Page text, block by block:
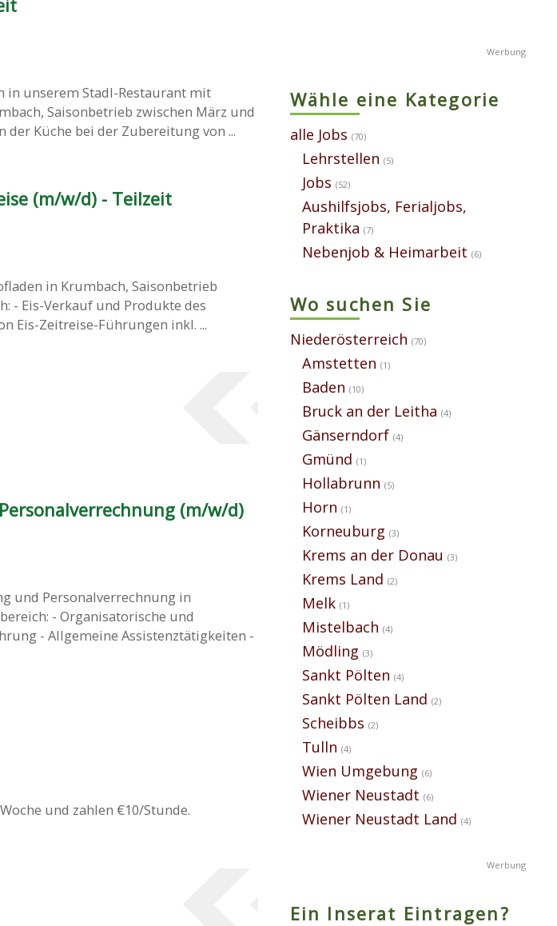
in unserem Stadl-Restaurant mit
Saisonbetrieb zwischen März und
Küche bei der Zubereitung von ...
(m/w/d) - Teilzeit
in Krumbach, Saisonbetrieb
- Eis-Verkauf und Produkte des
Eis-Zeitreise-Führungen inkl. ...
(m/w/d)
und Personalverrechnung in
- Organisatorische und
- Allgemeine Assistenztätigkeiten -
und zahlen €10/Stunde.
Wähle eine Kategorie
alle Jobs (70)
Lehrstellen (5)
Jobs (52)
Aushilfsjobs, Ferialjobs,
Praktika (7)
Nebenjob & Heimarbeit (6)
Wo suchen Sie
Niederösterreich (70)
Amstetten (1)
Baden (10)
Bruck an der Leitha (4)
Gänserndorf (4)
Gmünd (1)
Hollabrunn (5)
Horn (1)
Korneuburg (3)
Krems an der Donau (3)
Krems Land (2)
Melk (1)
Mistelbach (4)
Mödling (3)
Sankt Pölten (4)
Sankt Pölten Land (2)
Scheibbs (2)
Tulln (4)
Wien Umgebung (6)
Wiener Neustadt (6)
Wiener Neustadt Land (4)
Ein Inserat Eintragen?